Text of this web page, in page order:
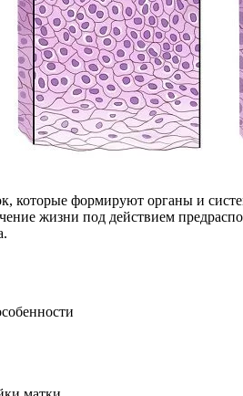
которые формируют органы и
жизни под действием